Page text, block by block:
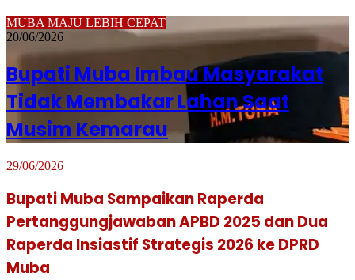
MUBA MAJU LEBIH CEPAT
20/06/2026
Bupati Muba Imbau Masyarakat
Tidak Membakar Lahan Saat
Musim Kemarau
29/06/2026
Bupati Muba Sampaikan Raperda
Pertanggungjawaban APBD 2025 dan Dua
Raperda Insiastif Strategis 2026 ke DPRD
Muba